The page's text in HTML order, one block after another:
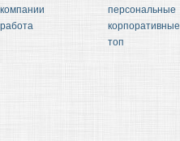
компании
работа
персональные
корпоративные
топ